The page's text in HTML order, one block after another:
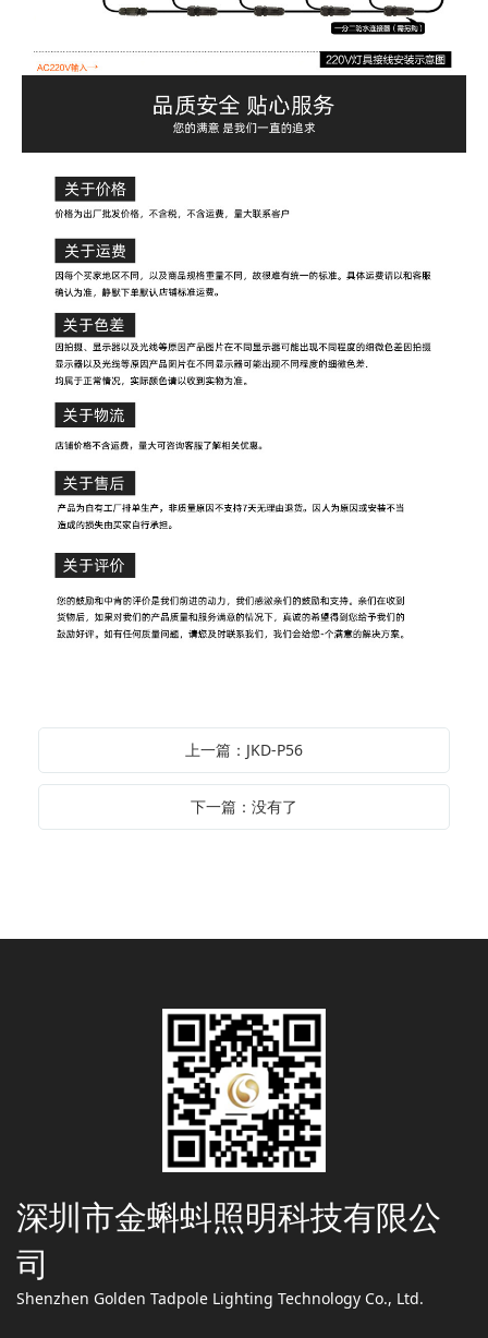
上一篇：JKD-P56
下一篇：没有了
深圳市金蝌蚪照明科技有限公
司
Shenzhen Golden Tadpole Lighting Technology Co., Ltd.